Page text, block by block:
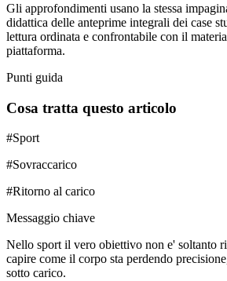
Gli approfondimenti usano la stessa
didattica delle anteprime integrali dei case
lettura ordinata e confrontabile con il
piattaforma.
Punti guida
Cosa tratta questo articolo
#Sport
#Sovraccarico
#Ritorno al carico
Messaggio chiave
Nello sport il vero obiettivo non e' soltanto
capire come il corpo sta perdendo
sotto carico.